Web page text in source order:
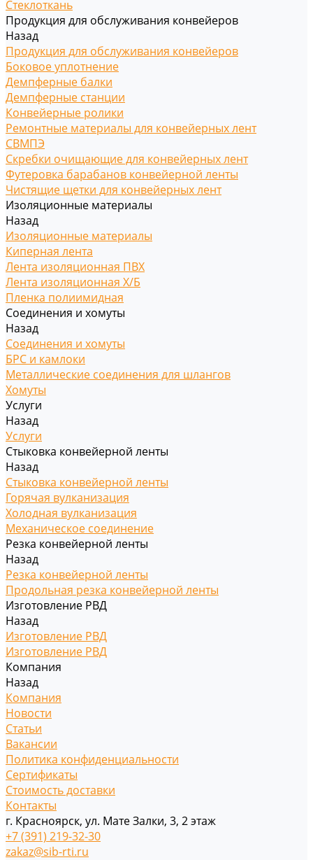
Стеклоткань
Продукция для обслуживания конвейеров
Назад
Продукция для обслуживания конвейеров
Боковое уплотнение
Демпферные балки
Демпферные станции
Конвейерные ролики
Ремонтные материалы для конвейерных лент
СВМПЭ
Скребки очищающие для конвейерных лент
Футеровка барабанов конвейерной ленты
Чистящие щетки для конвейерных лент
Изоляционные материалы
Назад
Изоляционные материалы
Киперная лента
Лента изоляционная ПВХ
Лента изоляционная Х/Б
Пленка полиимидная
Соединения и хомуты
Назад
Соединения и хомуты
БРС и камлоки
Металлические соединения для шлангов
Хомуты
Услуги
Назад
Услуги
Стыковка конвейерной ленты
Назад
Стыковка конвейерной ленты
Горячая вулканизация
Холодная вулканизация
Механическое соединение
Резка конвейерной ленты
Назад
Резка конвейерной ленты
Продольная резка конвейерной ленты
Изготовление РВД
Назад
Изготовление РВД
Изготовление РВД
Компания
Назад
Компания
Новости
Статьи
Вакансии
Политика конфиденциальности
Сертификаты
Стоимость доставки
Контакты
г. Красноярск, ул. Мате Залки, 3, 2 этаж
+7 (391) 219-32-30
zakaz@sib-rti.ru